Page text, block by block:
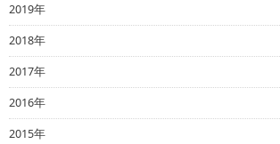
2019年
2018年
2017年
2016年
2015年